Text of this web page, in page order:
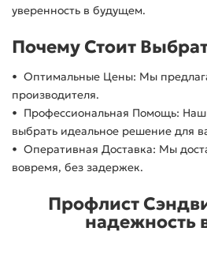
уверенность в будущем.
Почему Стоит
• Оптимальные Цены: Мы
производителя.
• Профессиональная Помощь:
выбрать идеальное решение для
• Оперативная Доставка: Мы
вовремя, без задержек.
Профлист
надежность